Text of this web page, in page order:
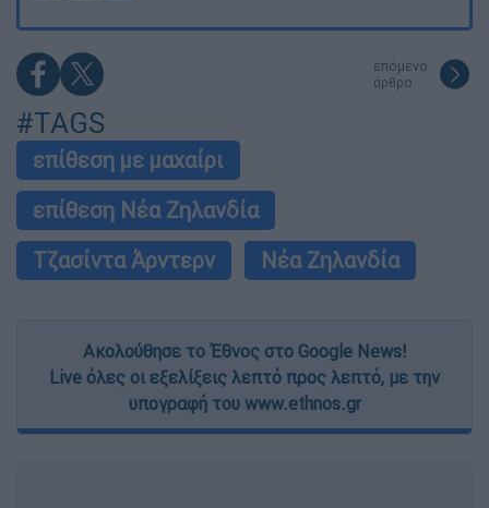
επόμενο
άρθρο
#TAGS
επίθεση με μαχαίρι
επίθεση Νέα Ζηλανδία
Τζασίντα Άρντερν
Νέα Ζηλανδία
Ακολούθησε το Έθνος στο Google News!
Live όλες οι εξελίξεις λεπτό προς λεπτό, με την
υπογραφή του www.ethnos.gr